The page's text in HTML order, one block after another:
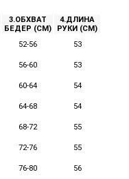
3.ОБХВАТ
БЕДЕР (СМ)
4.ДЛИНА
РУКИ (СМ)
52-56
53
56-60
53
60-64
54
64-68
54
68-72
55
72-76
55
76-80
56